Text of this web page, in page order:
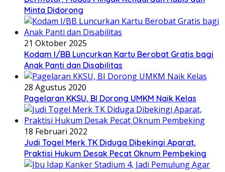
Minta Didorong
21 Oktober 2025
Kodam I/BB Luncurkan Kartu Berobat Gratis bagi
Anak Panti dan Disabilitas
28 Agustus 2020
Pagelaran KKSU, BI Dorong UMKM Naik Kelas
18 Februari 2022
Judi Togel Merk TK Diduga Dibekingi Aparat,
Praktisi Hukum Desak Pecat Oknum Pembeking